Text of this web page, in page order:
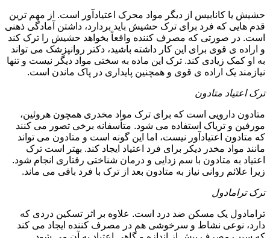
حشیش یا کانابیس از دیگر مواد محرک اعتیادآور است. از مهم ترین
قدم هایی که فرد برای ترک حشیش باید بردارد، داشتن آمادگی ذهنی
است. در صورتی که مصرف کننده واقعاً بخواهد حشیش را ترک کند
و اراده ی قوی برای این کار داشته باشید، دکتر روانپزشک می تواند
به او کمک زیادی کند. ترک این ماده به سختی مواد دیگر نیست و تنها
نیازمند یک اراده ی قوی و همچنین پایداری در پاک ماندن است.
ترک اعتیاد متادون
متادون دارویی است که برای ترک مواد مخدری همچون هروئین،
مورفین و تریاک استفاده می شود. متأسفانه برخی تصور می کنند
که متادون اعتیادآور نیست، اما این گونه است و متادون می تواند
مانند مواد مخدر دیکر برای فرد اعتیاد ایجاد کند. بهتر است ترک
اعتیاد به متادون با سم زدایی و درمان شناختی رفتاری انجام شود.
زیرا علائم روانی نیاز به متادون بعد از ترک با فرد باقی می ماند.
ترک ترامادول
ترامادول یک مسکن ضد درد است. علاوه بر اثر تسکین دردی که
دارد، نوعی نشاط و سرخوشی هم در مصرف کننده ایجاد می کند